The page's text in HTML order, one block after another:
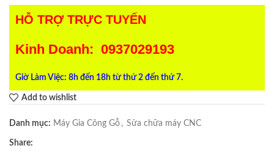
HỖ TRỢ TRỰC TUYẾN
Kinh Doanh: 0937029193
Giờ Làm Việc: 8h đến 18h từ thứ 2 đến thứ 7.
Add to wishlist
Danh mục: Máy Gia Công Gỗ , Sửa chữa máy CNC
Share: